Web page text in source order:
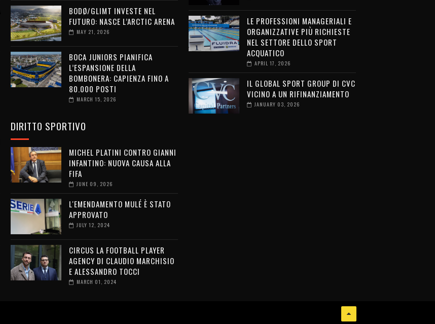
BODØ/GLIMT INVESTE NEL
FUTURO: NASCE L’ARCTIC ARENA
MAY 21, 2026
BOCA JUNIORS PIANIFICA
L’ESPANSIONE DELLA
BOMBONERA: CAPIENZA FINO A
80.000 POSTI
MARCH 15, 2026
DIRITTO SPORTIVO
MICHEL PLATINI CONTRO GIANNI
INFANTINO: NUOVA CAUSA ALLA
FIFA
JUNE 09, 2026
L'EMENDAMENTO MULÉ È STATO
APPROVATO
JULY 12, 2024
CIRCUS LA FOOTBALL PLAYER
AGENCY DI CLAUDIO MARCHISIO
E ALESSANDRO TOCCI
MARCH 01, 2024
LE PROFESSIONI MANAGERIALI E
ORGANIZZATIVE PIÙ RICHIESTE
NEL SETTORE DELLO SPORT
ACQUATICO
APRIL 17, 2026
IL GLOBAL SPORT GROUP DI CVC
VICINO A UN RIFINANZIAMENTO
JANUARY 03, 2026